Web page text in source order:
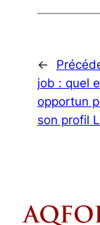
←
job : quel
opportun
son profil